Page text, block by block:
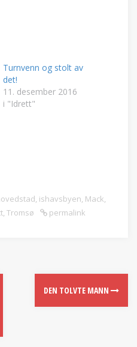
Turnvenn og stolt av
det!
11. desember 2016
i "Idrett"
, ishavsbyen, Mack,
, Tromsø permalink
DEN TOLVTE MANN